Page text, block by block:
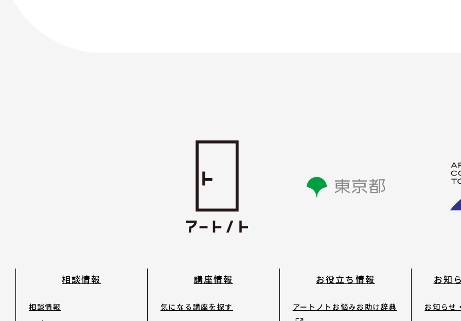
アートノトについて
相談情報
相談情報
講座情報
気になる講座を探す
お役立ち情報
アートノトお悩みお助け辞典
お知
お知らせ